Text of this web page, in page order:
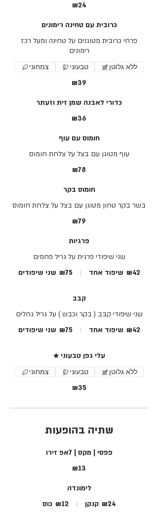
₪24
כרובית עם טחינה רימונים
פרחי כרובית מטוגנים על טחינה ומעל רכז
רימונים
₪39
צמחוני טבעוני ללא גלוטן
כדורי לאבנה שמן זית וזעתר
₪36
חומוס עם עוף
עוף מטוגן עם בצל על צלחת חומוס
₪78
חומוס בקר
בשר בקר טחון מטוגן עם בצל על צלחת חומוס
₪79
פרגיות
שני שיפודי פרגית על גריל פחמים
שני שיפודים ₪75 שיפוד אחד ₪42
קבב
שני שיפודי קבב ( בקר וכבש ) על גריל גחלים
שני שיפודים ₪75 שיפוד אחד ₪42
★ עלי גפן טבעוני
₪35
צמחוני טבעוני ללא גלוטן
שתיה בהופעות
פפסי | מקס | 7אפ זירו
₪13
לימונדה
כוס ₪12 קנקן ₪24